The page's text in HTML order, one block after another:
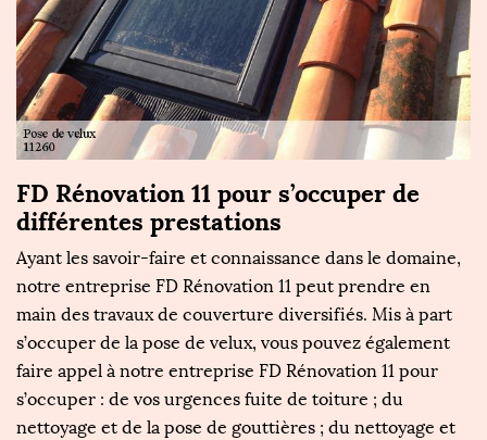
FD Rénovation 11 pour s’occuper de
différentes prestations
Ayant les savoir-faire et connaissance dans le domaine,
notre entreprise FD Rénovation 11 peut prendre en
main des travaux de couverture diversifiés. Mis à part
s’occuper de la pose de velux, vous pouvez également
faire appel à notre entreprise FD Rénovation 11 pour
s’occuper : de vos urgences fuite de toiture ; du
nettoyage et de la pose de gouttières ; du nettoyage et